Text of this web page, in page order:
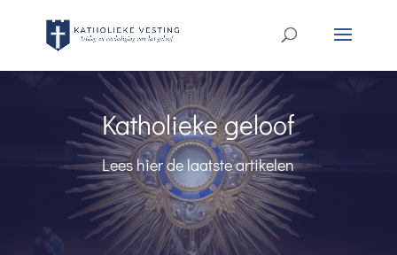
Katholieke geloof
Lees hier de laatste artikelen